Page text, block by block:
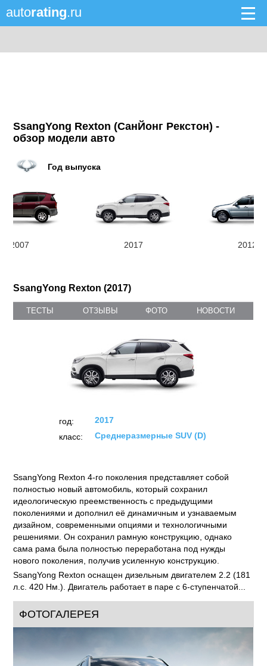
autorating.ru
SsangYong Rexton (СанЙонг Рекстон) -
обзор модели авто
Год выпуска
2007 2017 2012
SsangYong Rexton (2017)
ТЕСТЫ ОТЗЫВЫ ФОТО НОВОСТИ
год:
2017
класс:
Среднеразмерные SUV (D)
SsangYong Rexton 4-го поколения представляет собой
полностью новый автомобиль, который сохранил
идеологическую преемственность с предыдущими
поколениями и дополнил её динамичным и узнаваемым
дизайном, современными опциями и технологичными
решениями. Он сохранил рамную конструкцию, однако
сама рама была полностью переработана под нужды
нового поколения, получив усиленную конструкцию.
SsangYong Rexton оснащен дизельным двигателем 2.2 (181
л.с. 420 Нм.). Двигатель работает в паре с 6-ступенчатой...
ФОТОГАЛЕРЕЯ